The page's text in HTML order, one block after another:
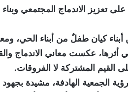
تعزيز الاندماج المجتمعي
كيان طفلٌ من أبناء الحي،
عكست معاني الاندماج
المشتركة لا الفروقات.
الجمعية الهادفة، مشيدة بجهود